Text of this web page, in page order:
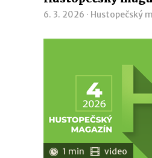
6. 3. 2026 · Hustopečský
1 min video